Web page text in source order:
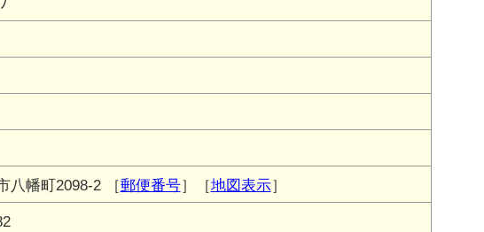
八幡町2098-2 ［郵便番号］［地図表示］